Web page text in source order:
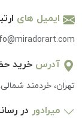
ایمیل های
آدرس خرید
تهران، خردمند
میرادور در